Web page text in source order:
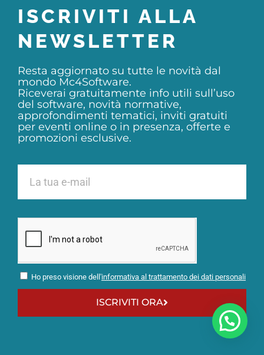
ISCRIVITI ALLA
NEWSLETTER
Resta aggiornato su tutte le novità dal
mondo Mc4Software.
Riceverai gratuitamente info utili sull’uso
del software, novità normative,
approfondimenti tematici, inviti gratuiti
per eventi online o in presenza, offerte e
promozioni esclusive.
Ho preso visione dell'informativa al trattamento dei dati personali
ISCRIVITI ORA